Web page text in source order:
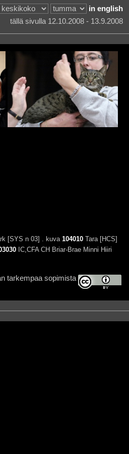
in english
tällä sivulla 12.10.2008 - 13.9.2008
[SYS n 03] . kuva 104010Tara [HCS]
IC,CFA CH Briar-Brae Minni Hiiri
tarkempaa sopimista